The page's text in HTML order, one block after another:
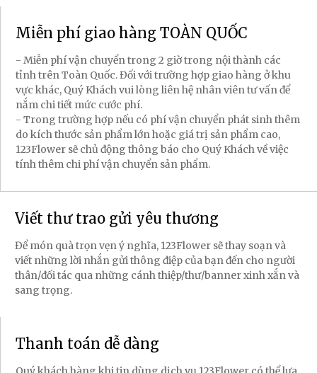
Miễn phí giao hàng TOÀN QUỐC
- Miễn phí vận chuyển trong 2 giờ trong nội thành các
tỉnh trên Toàn Quốc. Đối với trường hợp giao hàng ở khu
vực khác, Quý Khách vui lòng liên hệ nhân viên tư vấn để
nắm chi tiết mức cước phí.
- Trong trường hợp nếu có phí vận chuyển phát sinh thêm
do kích thước sản phẩm lớn hoặc giá trị sản phẩm cao,
123Flower sẽ chủ động thông báo cho Quý Khách về việc
tính thêm chi phí vận chuyển sản phẩm.
Viết thư trao gửi yêu thương
Để món quà trọn vẹn ý nghĩa, 123Flower sẽ thay soạn và
viết những lời nhắn gửi thông điệp của bạn đến cho người
thân/đối tác qua những cánh thiệp/thư/banner xinh xắn và
sang trọng.
Thanh toán dễ dàng